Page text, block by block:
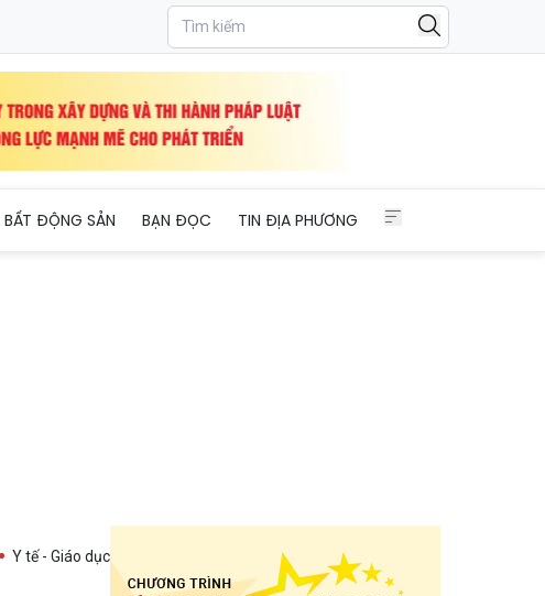
BẤT ĐỘNG SẢN BẠN ĐỌC TIN ĐỊA PHƯƠNG
Y tế - Giáo dục